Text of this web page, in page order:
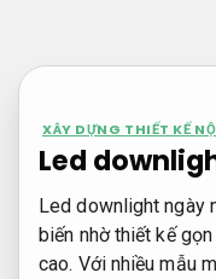
nội
XÂY DỰNG THIẾT KẾ
Led
Led downlight ngày
biến nhờ thiết kế
cao. Với nhiều mẫu